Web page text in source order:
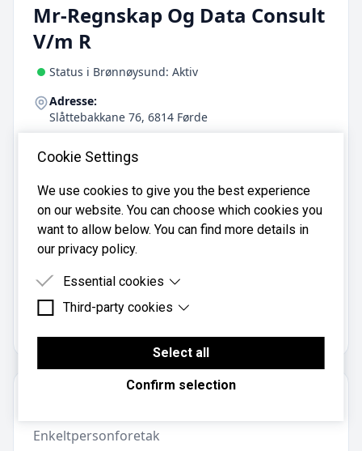
Mr-Regnskap Og Data Consult
V/m R
Status i Brønnøysund: Aktiv
Adresse:
Slåttebakkane 76, 6814 Førde
magnerye@online.no
Telefon:
Mobil:
906 42 332
Brønnøysundregistrenemed organisasjonsnummer
Enkeltpersonforetak
Cookie Settings
We use cookies to give you the best experience
on our website. You can choose which cookies you
want to allow below. You can find more details in
our privacy policy.
Essential cookies
Essential cookies are cookies that are needed for
Third-party cookies
Third-party cookies are cookies set by third-party
software to enable features such as Google
Maps.
Select all
Confirm selection